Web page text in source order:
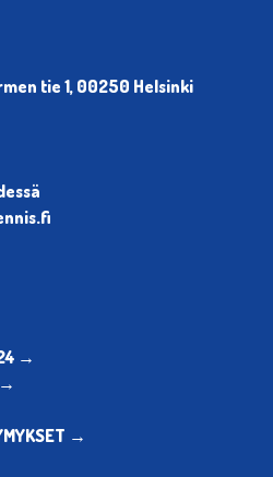
tie 1, 00250 Helsinki
→
→